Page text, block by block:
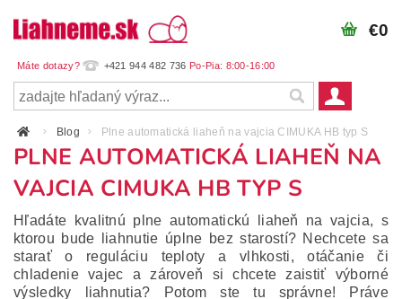
+421 944 482 736
€0
Blog Plne automatická liaheň na vajcia CIMUKA HB typ S
PLNE AUTOMATICKÁ LIAHEŇ NA
VAJCIA CIMUKA HB TYP S
Hľadáte kvalitnú plne automatickú liaheň na vajcia, s
ktorou bude liahnutie úplne bez starostí? Nechcete sa
starať o reguláciu teploty a vlhkosti, otáčanie či
chladenie vajec a zároveň si chcete zaistiť výborné
výsledky liahnutia? Potom ste tu správne! Práve